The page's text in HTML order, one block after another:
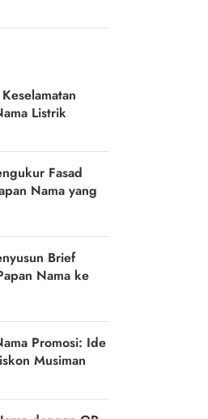
Listrik
Fasad
Nama yang
Brief
Nama ke
Promosi: Ide
Musiman